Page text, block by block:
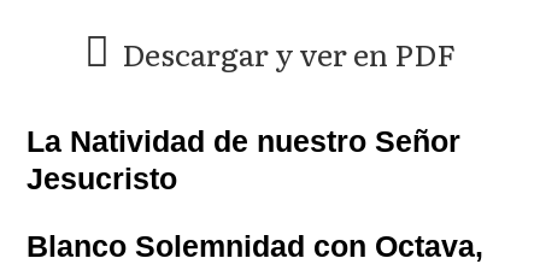
Descargar y ver en PDF
La Natividad de nuestro Señor
Jesucristo
Blanco Solemnidad con Octava,